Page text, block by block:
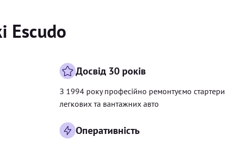
Escudo
Досвід 30 років
З 1994 року професійно ремонтуємо стартери
легкових та вантажних авто
Оперативність